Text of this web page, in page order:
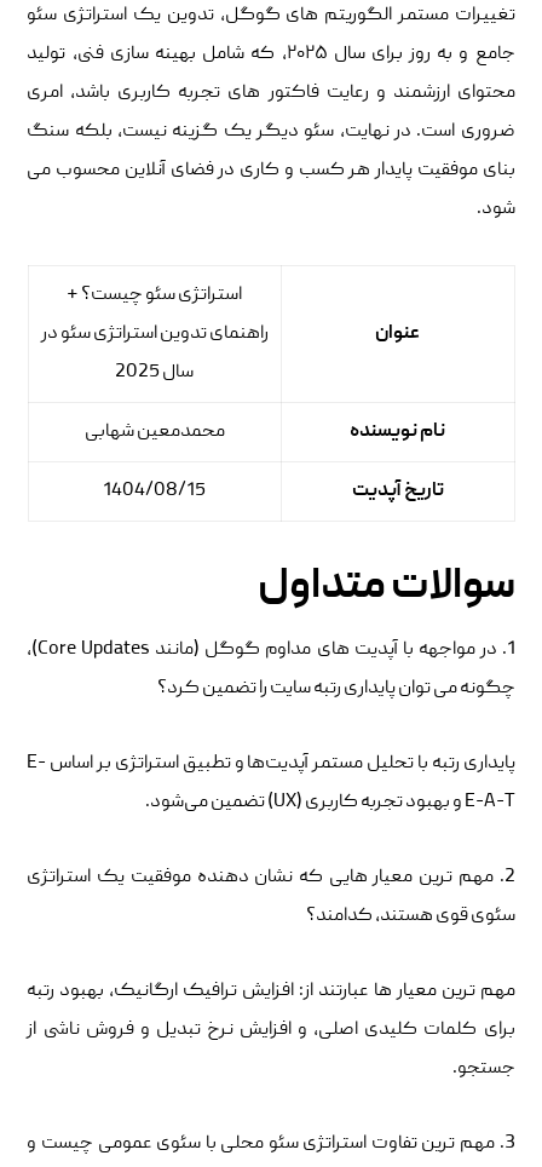
تغییرات مستمر الگوریتم ‌های گوگل، تدوین یک استراتژی سئو
جامع و به‌ روز برای سال ۲۰۲۵، که شامل بهینه‌ سازی فنی، تولید
محتوای ارزشمند و رعایت فاکتور های تجربه کاربری باشد، امری
ضروری است. در نهایت، سئو دیگر یک گزینه نیست، بلکه سنگ
بنای موفقیت پایدار هر کسب‌ و کاری در فضای آنلاین محسوب می‌
شود.
عنوان
استراتژی سئو چیست؟ +
راهنمای تدوین استراتژی سئو در
سال 2025
نام نویسنده محمدمعین شهابی
تاریخ آپدیت 1404/08/15
سوالات متداول
1. در مواجهه با آپدیت ‌های مداوم گوگل (مانند Core Updates)،
چگونه می ‌توان پایداری رتبه سایت را تضمین کرد؟
پایداری رتبه با تحلیل مستمر آپدیت‌ها و تطبیق استراتژی بر اساس E-
E-A-T و بهبود تجربه کاربری (UX) تضمین می‌شود.
2. مهم ‌ترین معیار هایی که نشان ‌دهنده موفقیت یک استراتژی
سئوی قوی هستند، کدامند؟
مهم‌ ترین معیار ها عبارتند از: افزایش ترافیک ارگانیک، بهبود رتبه
برای کلمات کلیدی اصلی، و افزایش نرخ تبدیل و فروش ناشی از
جستجو.
3. مهم ‌ترین تفاوت استراتژی سئو محلی با سئوی عمومی چیست و